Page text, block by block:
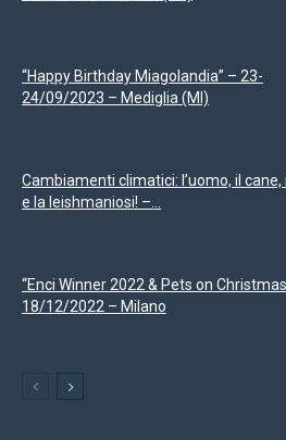
“Happy Birthday Miagolandia” – 23-
24/09/2023 – Mediglia (MI)
Cambiamenti climatici: l’uomo, il cane,
e la leishmaniosi! –...
“Enci Winner 2022 & Pets on
18/12/2022 – Milano